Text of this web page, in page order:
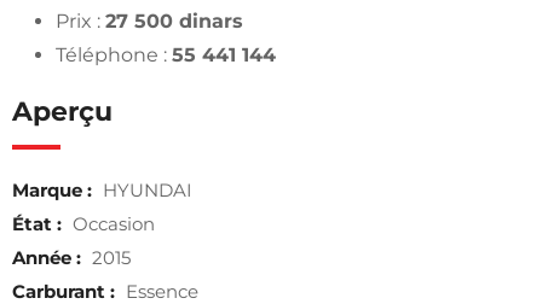
Prix : 27 500 dinars
Téléphone : 55 441 144
Aperçu
Marque : HYUNDAI
État : Occasion
Année : 2015
Carburant : Essence